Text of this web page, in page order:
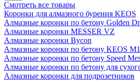
Смотреть все товары
Коронки для алмазного бурения KEOS
Алмазные коронки по бетону Golden
Алмазные коронки MESSER VZ
Алмазные коронки Bycon
Алмазные коронки по бетону KEOS
Алмазные коронки по бетону Speed
Алмазные коронки по бетону для
Алмазные коронки для подрозетников